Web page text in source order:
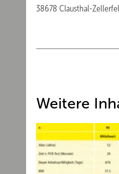
38678 Clausthal-
Weitere